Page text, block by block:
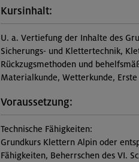
Kursinhalt:
U. a. Vertiefung der Inhalte des
Sicherungs- und Klettertechnik,
Rückzugsmethoden und
Materialkunde, Wetterkunde,
Voraussetzung:
Technische Fähigkeiten:
Grundkurs Klettern Alpin oder
Fähigkeiten, Beherrschen des VI.